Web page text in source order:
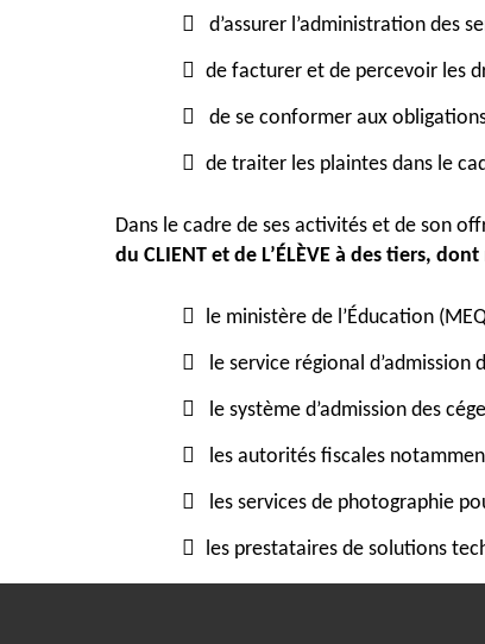
d’assurer l’administration des
de facturer et de percevoir les
de se conformer aux
de traiter les plaintes dans le
Dans le cadre de ses activités et de son
du CLIENT et de L’ÉLÈVE à des tiers,
le ministère de l’Éducation
le service régional
le système d’admission des
les autorités fiscales
les services de photographie
les prestataires de solutions